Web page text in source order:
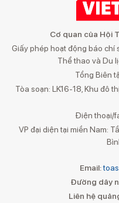
Cơ quan của Hội
Giấy phép hoạt động báo chí
Thể thao và Du
Tổng Biên
Tòa soạn: LK16-18, Khu đô
Điện thoại/
VP đại diện tại miền Nam:
Email:
Đường dây
Liên hệ